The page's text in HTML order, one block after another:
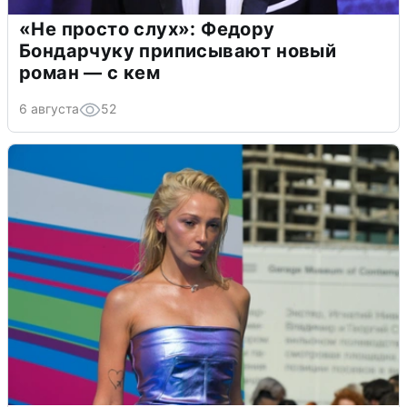
«Не просто слух»: Федору
Бондарчуку приписывают новый
роман — с кем
6 августа 52